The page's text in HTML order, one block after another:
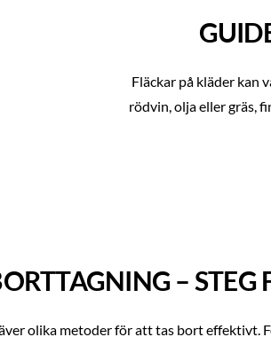
Fläckar på kläder kan
rödvin, olja eller gräs,
– STEG
olika metoder för att tas bort effektivt.